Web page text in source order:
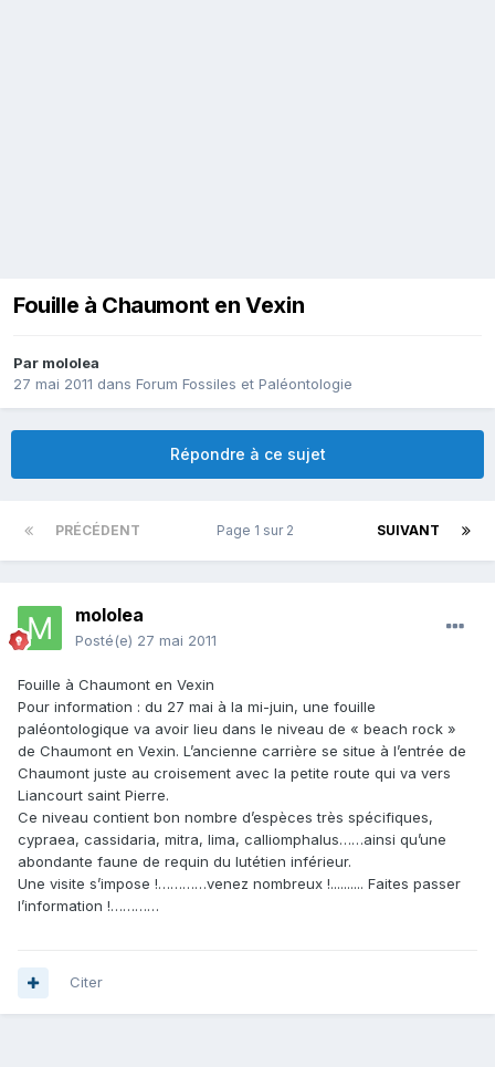
Fouille à Chaumont en Vexin
Par mololea
27 mai 2011 dans Forum Fossiles et Paléontologie
Répondre à ce sujet
PRÉCÉDENT SUIVANT
Page 1 sur 2
mololea
Posté(e) 27 mai 2011
Fouille à Chaumont en Vexin
Pour information : du 27 mai à la mi-juin, une fouille
paléontologique va avoir lieu dans le niveau de « beach rock »
de Chaumont en Vexin. L’ancienne carrière se situe à l’entrée de
Chaumont juste au croisement avec la petite route qui va vers
Liancourt saint Pierre.
Ce niveau contient bon nombre d’espèces très spécifiques,
cypraea, cassidaria, mitra, lima, calliomphalus……ainsi qu’une
abondante faune de requin du lutétien inférieur.
Une visite s’impose !…………venez nombreux !.......... Faites passer
l’information !…………
Citer